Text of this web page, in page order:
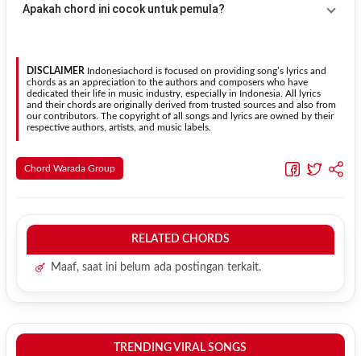
kebutuhan.
Transpose (bawah)untuk menurunkan nada. Seluruh chord akan
Apakah chord ini cocok untuk pemula?
pemula tanpa menghilangkan struktur dasar lagu.
DISCLAIMER Indonesiachord is focused on providing song’s lyrics and
chords as an appreciation to the authors and composers who have
dedicated their life in music industry, especially in Indonesia. All lyrics
and their chords are originally derived from trusted sources and also from
our contributors. The copyright of all songs and lyrics are owned by their
respective authors, artists, and music labels.
Chord Warada Group
RELATED CHORDS
Maaf, saat ini belum ada postingan terkait.
TRENDING VIRAL SONGS